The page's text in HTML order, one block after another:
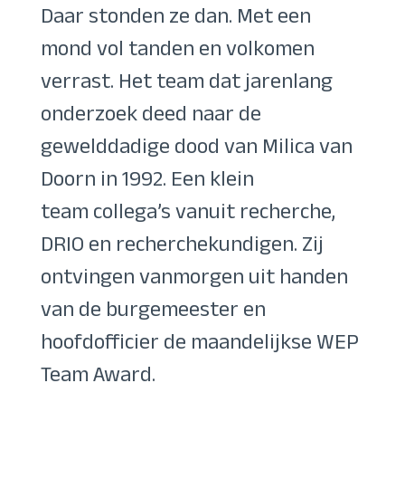
Daar stonden ze dan. Met een
mond vol tanden en volkomen
verrast. Het team dat jarenlang
onderzoek deed naar de
gewelddadige dood van Milica van
Doorn in 1992. Een klein
team collega’s vanuit recherche,
DRIO en recherchekundigen. Zij
ontvingen vanmorgen uit handen
van de burgemeester en
hoofdofficier de maandelijkse WEP
Team Award.